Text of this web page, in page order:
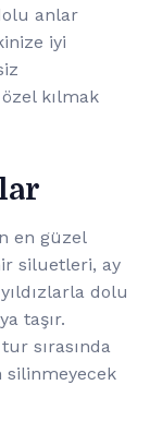
anlar
iyi
kılmak
en güzel
siluetleri, ay
dolu
taşır.
sırasında
silinmeyecek